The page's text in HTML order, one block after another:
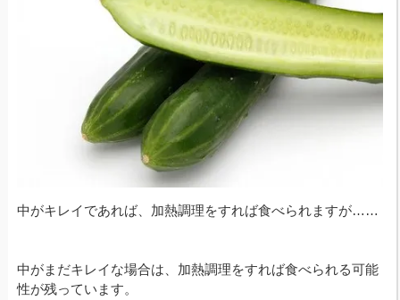
中がキレイであれば、加熱調理をすれば食べられますが……
中がまだキレイな場合は、加熱調理をすれば食べられる可能
性が残っています。